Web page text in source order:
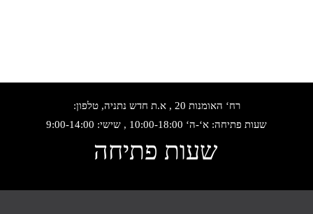
רח‘ האומנות 20 , א.ת חדש נתניה, טלפון:
שעות פתיחה: א‘-ה‘ 10:00-18:00 , שישי: 9:00-14:00
שעות פתיחה